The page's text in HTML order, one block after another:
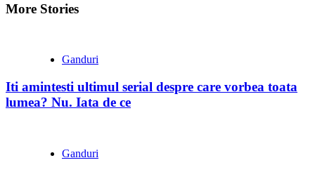
More Stories
Ganduri
Iti amintesti ultimul serial despre care vorbea toata
lumea? Nu. Iata de ce
Ganduri